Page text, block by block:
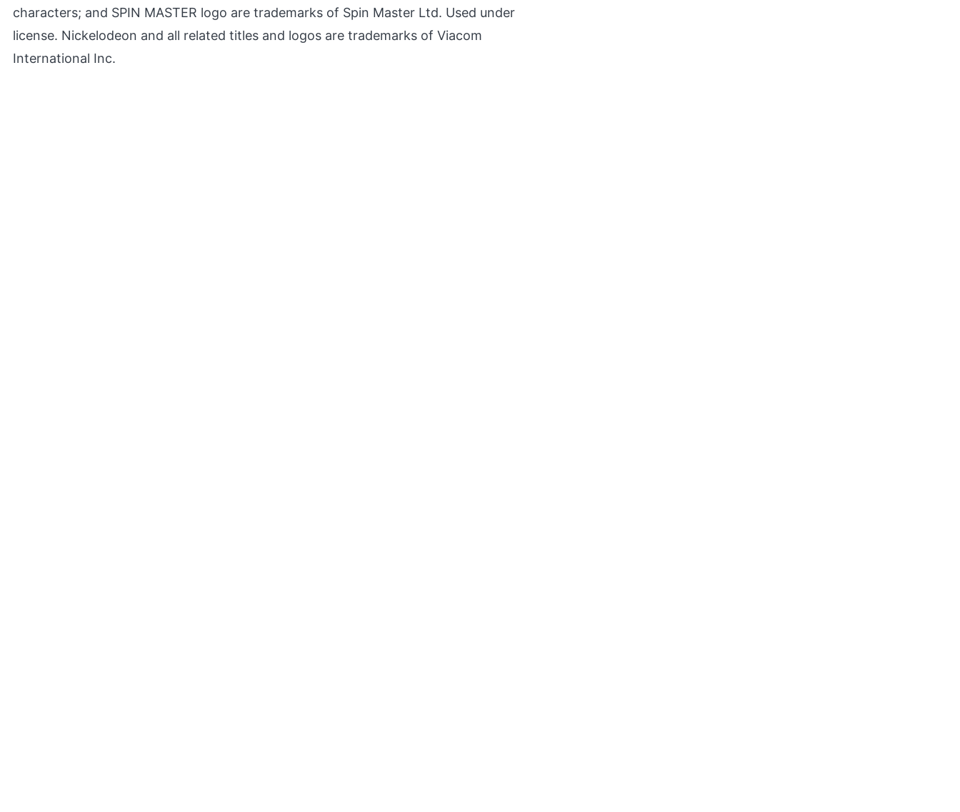
characters; and SPIN MASTER logo are trademarks of Spin Master Ltd. Used under
license. Nickelodeon and all related titles and logos are trademarks of Viacom
International Inc.